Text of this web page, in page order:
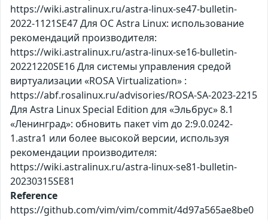
https://wiki.astralinux.ru/astra-linux-se47-bulletin-
2022-1121SE47 Для ОС Astra Linux: использование
рекомендаций производителя:
https://wiki.astralinux.ru/astra-linux-se16-bulletin-
20221220SE16 Для системы управления средой
виртуализации «ROSA Virtualization» :
https://abf.rosalinux.ru/advisories/ROSA-SA-2023-2215
Для Astra Linux Special Edition для «Эльбрус» 8.1
«Ленинград»: обновить пакет vim до 2:9.0.0242-
1.astra1 или более высокой версии, используя
рекомендации производителя:
https://wiki.astralinux.ru/astra-linux-se81-bulletin-
20230315SE81
Reference
https://github.com/vim/vim/commit/4d97a565ae8be0